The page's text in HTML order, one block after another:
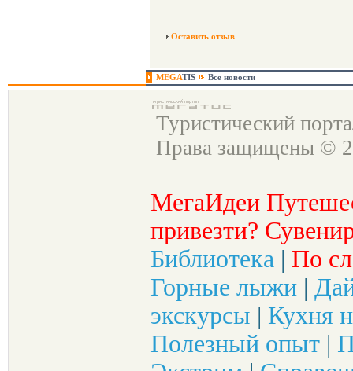
Оставить отзыв
MEGATIS Все новости
Туристический
Права защищены ©
МегаИдеи
привезти?
Библиотека | По
Горные лыжи |
экскурсы | Кухня
Полезный опыт |